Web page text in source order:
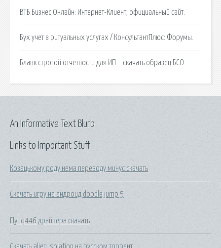
ВТБ Бизнес Онлайн: Интернет-Клиент, официальный сайт.
Бух.учет в ритуальных услугах / КонсультантПлюс: Форумы.
Бланк строгой отчетности для ИП – скачать образец БСО.
Links to Important Stuff
Козацькому роду нема переводу минус скачать
Скачать игру на андроид doodle jump 5
Fly iq446 драйвера скачать
Скачать alien isolation на русском торрент
An Informative Text Blurb